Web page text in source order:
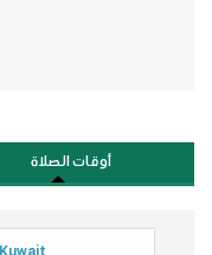
أوقات الصلاة